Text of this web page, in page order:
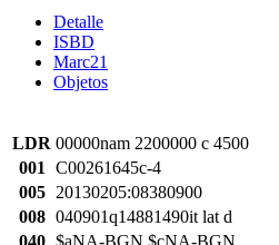
Detalle
ISBD
Marc21
Objetos
LDR 00000nam 2200000 c 4500
001
C00261645c-4
005
20130205:08380900
008 040901q14881490it lat d
040 $aNA-BGN $cNA-BGN